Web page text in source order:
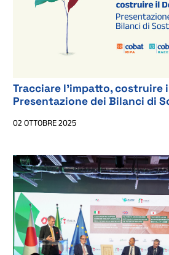
Tracciare l'impatto, costruire
Presentazione dei Bilanci di
02 OTTOBRE 2025